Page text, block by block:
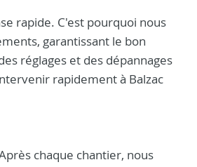
rapide. C'est pourquoi nous
garantissant le bon
réglages et des dépannages
rapidement à Balzac
chaque chantier, nous